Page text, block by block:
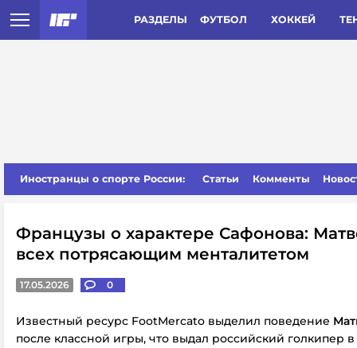
РАЗДЕЛЫ ФУТБОЛ ХОККЕЙ
Иностранцы о спорте России: Статьи Комменты
Французы о характере Сафонова:
всех потрясающим менталитетом
17.05.2026 0
Известный ресурс FootMercato выделил поведение
после классной игры, что выдал российский